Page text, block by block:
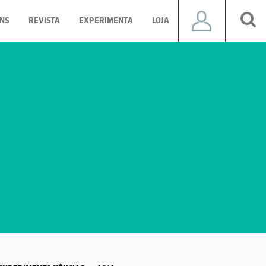
REVISTA EXPERIMENTA LOJA